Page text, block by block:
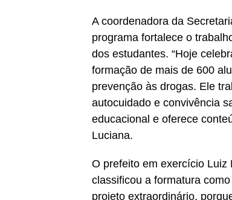
A coordenadora da
programa fortalece o
dos estudantes. “Hoje
formação de mais de 600
prevenção às drogas. Ele
autocuidado e convivência
educacional e oferece
Luciana.
O prefeito em exercício Luiz
classificou a formatura
projeto extraordinário,